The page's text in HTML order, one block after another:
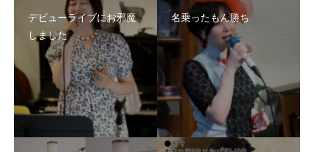
デビューライブにお邪魔
しました
名乗ったもん勝ち